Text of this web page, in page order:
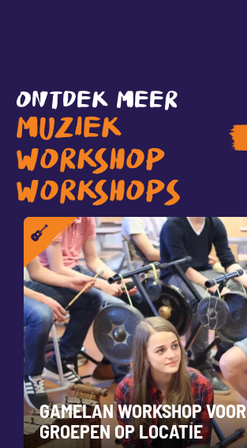
ONTDEK MEER
MUZIEK
WORKSHOP
WORKSHOPS
GAMELAN WORKSHOP VOOR
GROEPEN OP LOCATIE